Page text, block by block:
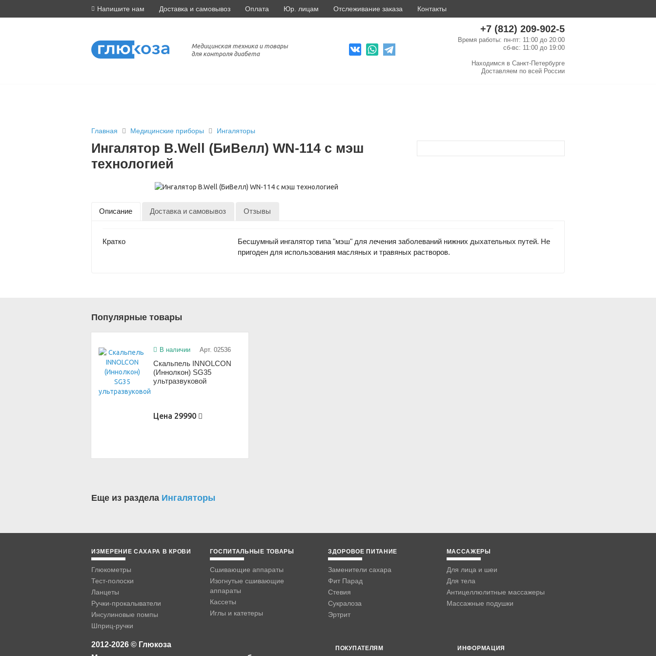
Напишите нам Доставка и самовывоз Оплата Юр. лицам Отслеживание заказа Контакты
Медицинская техника и товары
для контроля диабета
+7 (812) 209-902-5
Время работы: пн-пт: 11:00 до 20:00
сб-вс: 11:00 до 19:00
Находимся в Санкт-Петербурге
Доставляем по всей России
Главная Медицинские приборы Ингаляторы
Ингалятор B.Well (БиВелл) WN-114 с мэш
технологией
Описание Доставка и самовывоз Отзывы
Кратко
Бесшумный ингалятор типа "мэш" для лечения заболеваний нижних дыхательных путей. Не
пригоден для использования масляных и травяных растворов.
Популярные товары
В наличии Арт. 02536
Скальпель INNOLCON
(Иннолкон) SG35
ультразвуковой
Цена 29990
Еще из раздела Ингаляторы
ИЗМЕРЕНИЕ САХАРА В КРОВИ
Глюкометры
Тест-полоски
Ланцеты
Ручки-прокалыватели
Инсулиновые помпы
Шприц-ручки
ГОСПИТАЛЬНЫЕ ТОВАРЫ
Сшивающие аппараты
Изогнутые сшивающие
аппараты
Кассеты
Иглы и катетеры
ЗДОРОВОЕ ПИТАНИЕ
Заменители сахара
Фит Парад
Стевия
Сукралоза
Эртрит
МАССАЖЕРЫ
Для лица и шеи
Для тела
Антицеллюлитные массажеры
Массажные подушки
2012-2026 © Глюкоза
ПОКУПАТЕЛЯМ ИНФОРМАЦИЯ